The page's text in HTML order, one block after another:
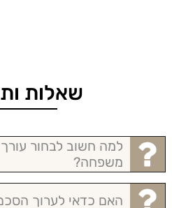
שאלות
למה חשוב לבחור
משפחה?
האם כדאי לערוך הסכם